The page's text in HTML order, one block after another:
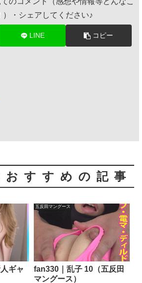
）・シェアしてください♪
LINE コピー
すすめの記事
ギャ
五反田マングース
fan330｜乱子 10（五反田
マングース）